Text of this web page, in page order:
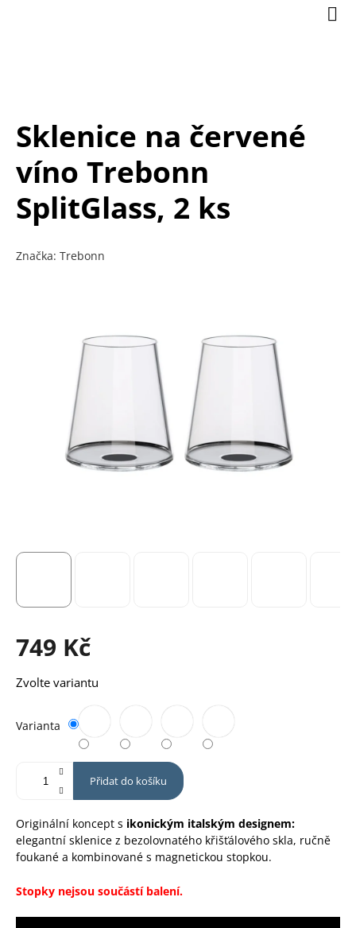
Sklenice na červené
víno Trebonn
SplitGlass, 2 ks
Značka: Trebonn
749 Kč
Měrná
cena:
Zvolte variantu
Varianta
Přidat do košíku
Originální koncept s ikonickým italským designem:
elegantní sklenice z bezolovnatého křišťálového skla, ručně
foukané a kombinované s magnetickou stopkou.
Stopky nejsou součástí balení.